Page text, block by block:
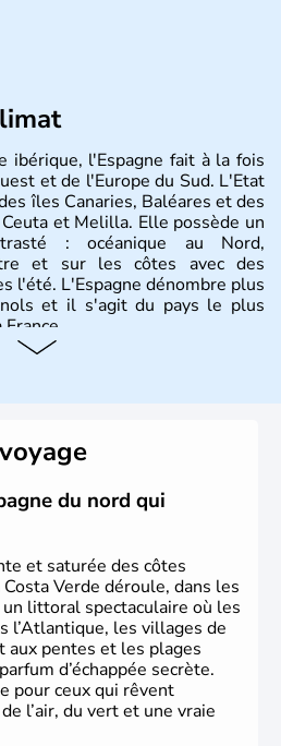
ibérique, l'Espagne fait à la fois
et de l'Europe du Sud. L'Etat
îles Canaries, Baléares et des
et Melilla. Elle possède un
: océanique au Nord,
et sur les côtes avec des
l'été. L'Espagne dénombre plus
et il s'agit du pays le plus
au IIe siècle avant J.C et
que leur religion. L'Espagne
puissance de l'Europe au
plus de 100 ans. Madrid
1801 après avoir appartenu au
constitutionnelle intègre
du nord qui
et saturée des côtes
Verde déroule, dans les
littoral spectaculaire où les
l’Atlantique, les villages de
aux pentes et les plages
d’échappée secrète.
pour ceux qui rêvent
l’air, du vert et une vraie